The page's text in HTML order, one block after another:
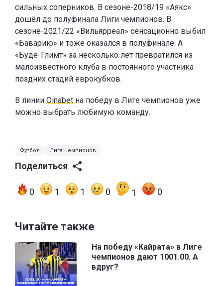
сильных соперников. В сезоне-2018/19 «Аякс»
дошёл до полуфинала Лиги чемпионов. В
сезоне-2021/22 «Вильярреал» сенсационно выбил
«Баварию» и тоже оказался в полуфинале. А
«Будё-Глимт» за несколько лет превратился из
малоизвестного клуба в постоянного участника
поздних стадий еврокубков.
В линии Oinabet на победу в Лиге чемпионов уже
можно выбрать любимую команду.
Футбол Лига чемпионов
Поделиться
0 1 1 0 1 0
Читайте также
На победу «Кайрата» в Лиге
чемпионов дают 1001.00. А
вдруг?